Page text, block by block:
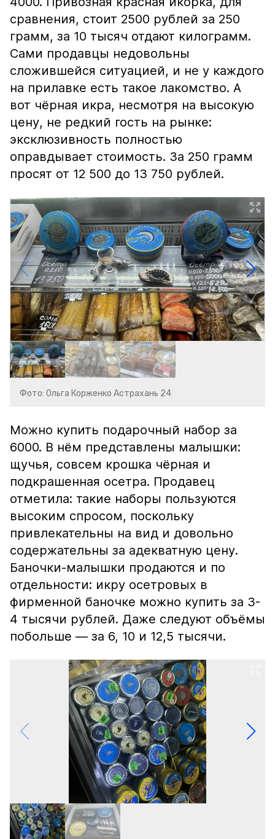
сравнения, стоит 2500 рублей за 250
грамм, за 10 тысяч отдают килограмм.
Сами продавцы недовольны
сложившейся ситуацией, и не у каждого
на прилавке есть такое лакомство. А
вот чёрная икра, несмотря на высокую
цену, не редкий гость на рынке:
эксклюзивность полностью
оправдывает стоимость. За 250 грамм
просят от 12 500 до 13 750 рублей.
Фото: Ольга Корженко Астрахань 24
Можно купить подарочный набор за
6000. В нём представлены малышки:
щучья, совсем крошка чёрная и
подкрашенная осетра. Продавец
отметила: такие наборы пользуются
высоким спросом, поскольку
привлекательны на вид и довольно
содержательны за адекватную цену.
Баночки-малышки продаются и по
отдельности: икру осетровых в
фирменной баночке можно купить за 3-
4 тысячи рублей. Даже следуют объёмы
побольше — за 6, 10 и 12,5 тысячи.